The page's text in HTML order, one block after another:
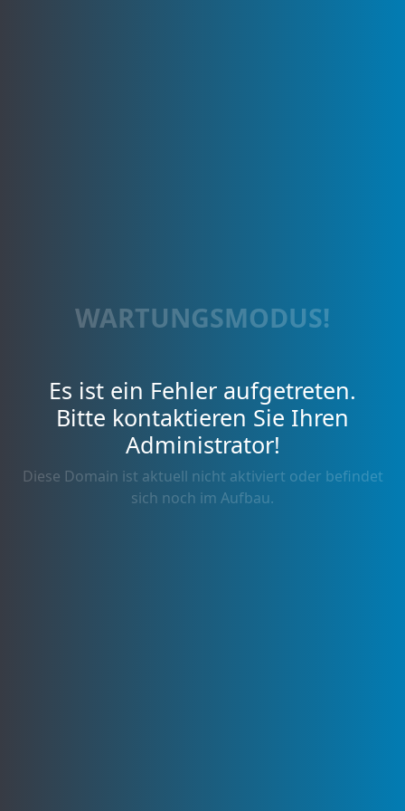
WARTUNGSMODUS!
Es ist ein Fehler aufgetreten.
Bitte kontaktieren Sie Ihren
Administrator!
Diese Domain ist aktuell nicht aktiviert oder befindet
sich noch im Aufbau.